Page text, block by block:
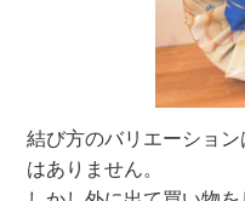
結び方のバリエーショ
はありません。